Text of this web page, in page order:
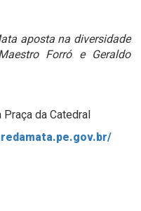
aposta na diversidade
Forró e Geraldo
da Catedral